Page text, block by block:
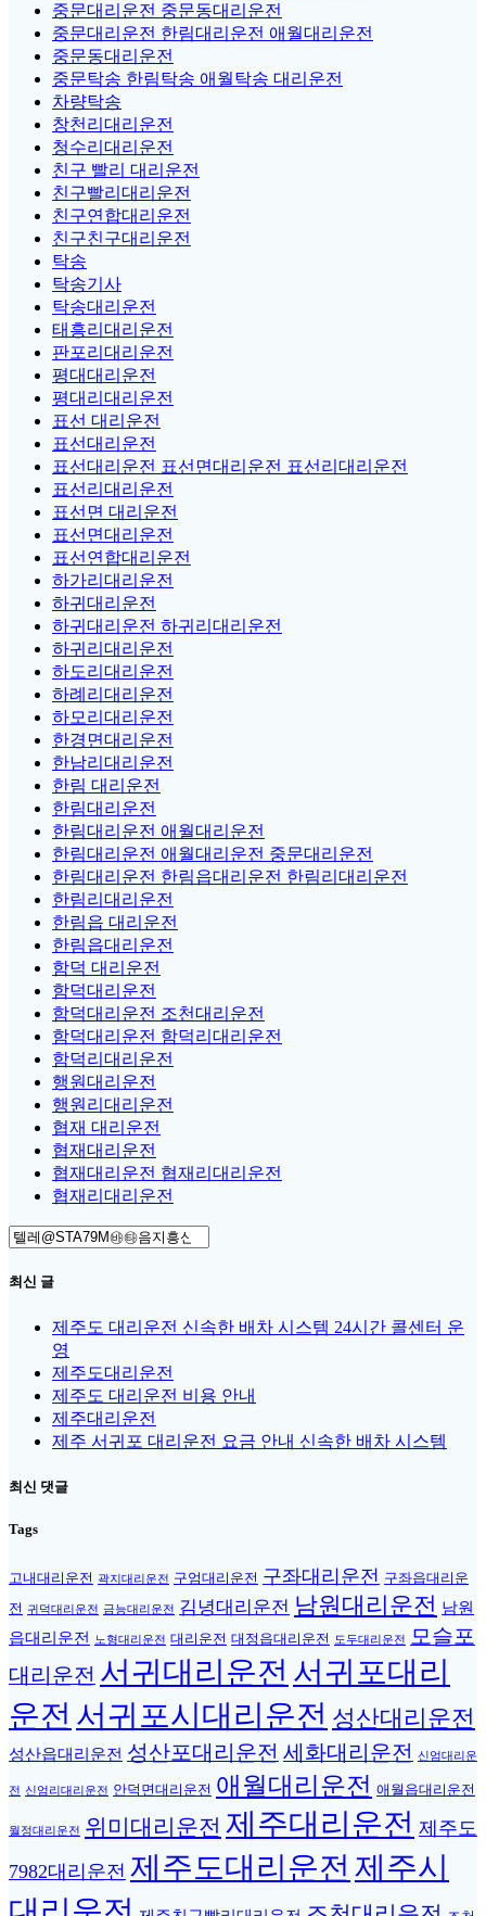
중문대리운전 중문동대리운전
중문대리운전 한림대리운전 애월대리운전
중문동대리운전
중문탁송 한림탁송 애월탁송 대리운전
차량탁송
창천리대리운전
청수리대리운전
친구 빨리 대리운전
친구빨리대리운전
친구연합대리운전
친구친구대리운전
탁송
탁송기사
탁송대리운전
태흥리대리운전
판포리대리운전
평대대리운전
평대리대리운전
표선 대리운전
표선대리운전
표선대리운전 표선면대리운전 표선리대리운전
표선리대리운전
표선면 대리운전
표선면대리운전
표선연합대리운전
하가리대리운전
하귀대리운전
하귀대리운전 하귀리대리운전
하귀리대리운전
하도리대리운전
하례리대리운전
하모리대리운전
한경면대리운전
한남리대리운전
한림 대리운전
한림대리운전
한림대리운전 애월대리운전
한림대리운전 애월대리운전 중문대리운전
한림대리운전 한림읍대리운전 한림리대리운전
한림리대리운전
한림읍 대리운전
한림읍대리운전
함덕 대리운전
함덕대리운전
함덕대리운전 조천대리운전
함덕대리운전 함덕리대리운전
함덕리대리운전
행원대리운전
행원리대리운전
협재 대리운전
협재대리운전
협재대리운전 협재리대리운전
협재리대리운전
Search
for:
최신 글
제주도 대리운전 신속한 배차 시스템 24시간 콜센터 운
영
제주도대리운전
제주도 대리운전 비용 안내
제주대리운전
제주 서귀포 대리운전 요금 안내 신속한 배차 시스템
최신 댓글
Tags
고내대리운전 곽지대리운전 구엄대리운전 구좌대리운전 구좌읍대리운
전 귀덕대리운전 금능대리운전 김녕대리운전 남원대리운전 남원
읍대리운전
노형대리운전 대리운전 대정읍대리운전 도두대리운전
모슬포
대리운전 서귀대리운전 서귀포대리
운전 서귀포시대리운전 성산대리운전
성산읍대리운전 성산포대리운전 세화대리운전 신엄대리운
전 신엄리대리운전 안덕면대리운전 애월대리운전 애월읍대리운전
월정대리운전 위미대리운전 제주대리운전 제주도
7982대리운전 제주도대리운전 제주시